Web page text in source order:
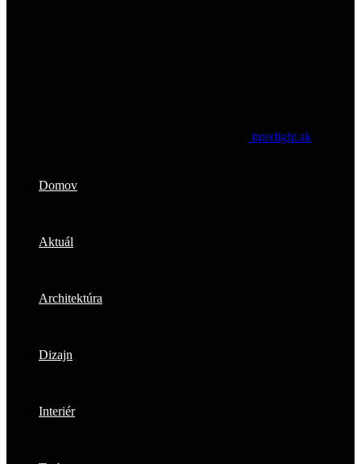
interlight.sk
Domov
Aktuál
Architektúra
Dizajn
Interiér